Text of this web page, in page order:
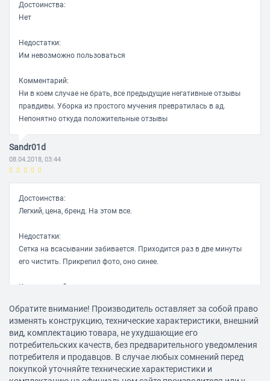
Цвет титан
Достоинства:
Нет
Недостатки:
Им невозможно пользоваться
Комментарий:
Ни в коем случае не брать, все предыдущие негативные отзывы
правдивы. Уборка из простого мучения превратилась в ад.
Непонятно откуда положительные отзывы
Sandr01d
08.04.2018, 03:44
Достоинства:
Легкий, цена, бренд. На этом все.
Недостатки:
Сетка на всасывании забивается. Приходится раз в две минуты
его чистить. Прикрепил фото, оно синее.
Комментарий:
чистить. Крайне не рекомендую к приобретению.
Сепбосынов Дулат
27.01.2018, 10:09
Обратите внимание! Производитель оставляет за собой право
изменять конструкцию, технические характеристики, внешний
вид, комплектацию товара, не ухудшающие его
потребительских качеств, без предварительного уведомления
потребителя и продавцов. В случае любых сомнений перед
покупкой уточняйте технические характеристики и